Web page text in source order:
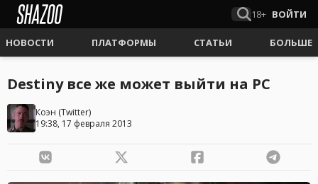
18+ ВОЙТИ
НОВОСТИ ПЛАТФОРМЫ СТАТЬИ БОЛЬШЕ
Destiny все же может выйти на PC
Коэн (Twitter)
19:38, 17 февраля 2013